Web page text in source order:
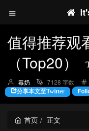
值得推荐观
（Top20）
博
主：
毒奶 7128 字数
分享本文至Twitter
首页 正文